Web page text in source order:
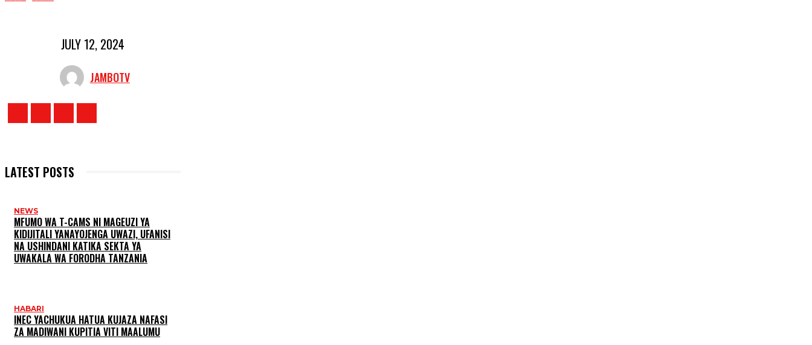
JULY 12, 2024
JAMBOTV
LATEST POSTS
NEWS
MFUMO WA T-CAMS NI MAGEUZI YA
KIDIJITALI YANAYOJENGA UWAZI, UFANISI
NA USHINDANI KATIKA SEKTA YA
UWAKALA WA FORODHA TANZANIA
HABARI
INEC YACHUKUA HATUA KUJAZA NAFASI
ZA MADIWANI KUPITIA VITI MAALUMU